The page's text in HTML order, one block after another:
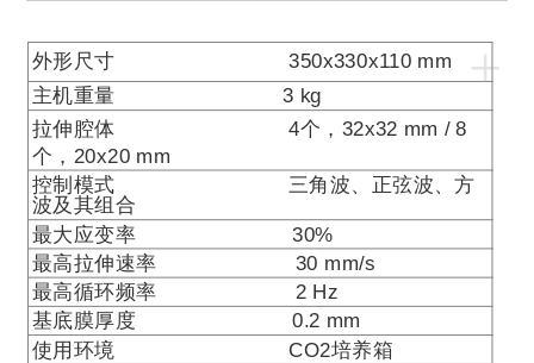
+
外形尺寸 350x330x110 mm
主机重量 3 kg
拉伸腔体 4个， 32x32 mm / 8
个， 20x20 mm
控制模式 三角波、正弦波、方
波及其组合
最大应变率 30%
最高拉伸速率
30 mm/s
最高循环频率
2 Hz
基底膜厚度 0.2 mm
使用环境 CO2培养箱